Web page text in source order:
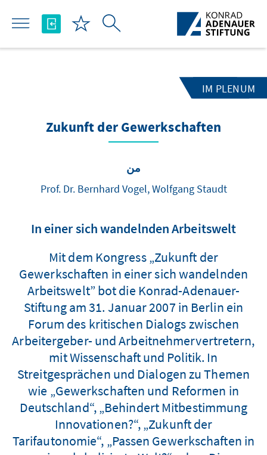
تخطي إلى المحتوى الرئيسي
IM PLENUM
Zukunft der Gewerkschaften
من
Prof. Dr. Bernhard Vogel, Wolfgang Staudt
In einer sich wandelnden Arbeitswelt
Mit dem Kongress „Zukunft der
Gewerkschaften in einer sich wandelnden
Arbeitswelt” bot die Konrad-Adenauer-
Stiftung am 31. Januar 2007 in Berlin ein
Forum des kritischen Dialogs zwischen
Arbeitergeber- und Arbeitnehmervertretern,
mit Wissenschaft und Politik. In
Streitgesprächen und Dialogen zu Themen
wie „Gewerkschaften und Reformen in
Deutschland“, „Behindert Mitbestimmung
Innovationen?“, „Zukunft der
Tarifautonomie“, „Passen Gewerkschaften in